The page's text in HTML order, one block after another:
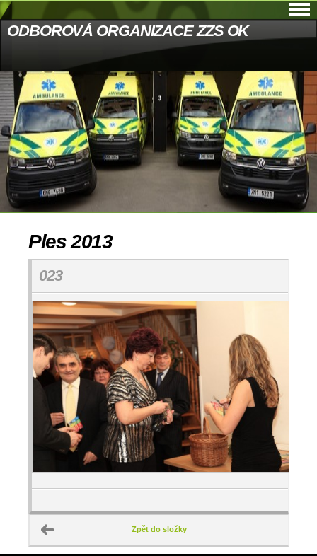
ODBOROVÁ ORGANIZACE ZZS OK
Ples 2013
023
Zpět do složky